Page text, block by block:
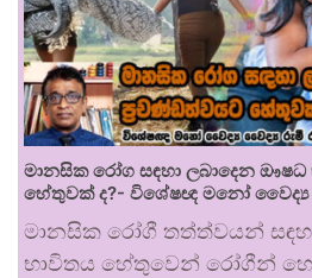
මානසික රෝග සඳහා ලබාදෙන
හේතුවක් ද?- විශේෂඥ මනෝ
මානසික රෝගී තත්ත්වයන්
භාවිතය හේතුවෙන් රෝගීන්